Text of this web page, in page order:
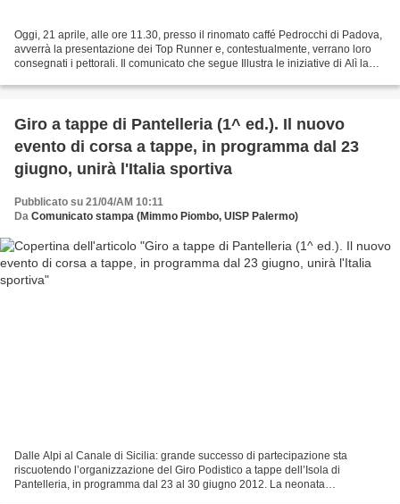
Oggi, 21 aprile, alle ore 11.30, presso il rinomato caffé Pedrocchi di Padova,
avverrà la presentazione dei Top Runner e, contestualmente, verrano loro
consegnati i pettorali. Il comunicato che segue Illustra le iniziative di Alì la
Giro a tappe di Pantelleria (1^ ed.). Il nuovo
evento di corsa a tappe, in programma dal 23
giugno, unirà l'Italia sportiva
Pubblicato su 21/04/AM 10:11
Da Comunicato stampa (Mimmo Piombo, UISP Palermo)
Dalle Alpi al Canale di Sicilia: grande successo di partecipazione sta
riscuotendo l’organizzazione del Giro Podistico a tappe dell’Isola di
Pantelleria, in programma dal 23 al 30 giugno 2012. La neonata